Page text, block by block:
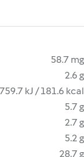
58.7 mg
2.6 g
759.7 kJ / 181.6 kcal
5.7 g
2.7 g
5.2 g
28.7 g